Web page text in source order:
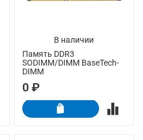
В наличии
Память DDR3
SODIMM/DIMM BaseTech-
DIMM
0 ₽